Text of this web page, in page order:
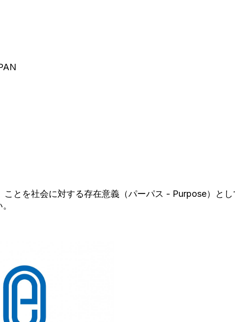
とを社会に対する存在意義（パーパス - Purpose）と